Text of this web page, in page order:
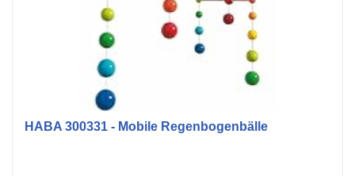
HABA 300331 - Mobile Regenbogenbälle